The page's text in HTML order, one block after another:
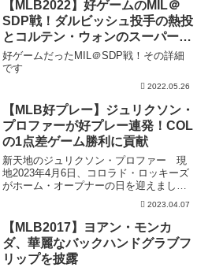
【MLB2022】好ゲームのMIL＠
SDP戦！ダルビッシュ投手の熱投
とコルテン・ウォンのスーパープ
レー！
好ゲームだったMIL＠SDP戦！その詳細
です
2022.05.26
【MLB好プレー】ジュリクソン・
プロファーが好プレー連発！COL
の1点差ゲーム勝利に貢献
新天地のジュリクソン・プロファー 現
地2023年4月6日、コロラド・ロッキーズ
がホーム・オープナーの日を迎えまし
2023.04.07
【MLB2017】ヨアン・モンカ
ダ、華麗なバックハンドグラブフ
リップを披露